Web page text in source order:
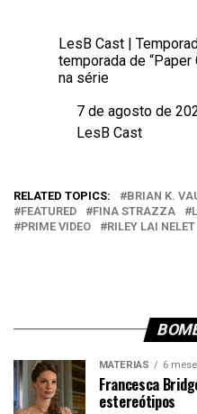
LesB Cast |
temporada de
na série
Data7 de agosto de
Em relação a
LesB Cast
RELATED TOPICS: BRIAN K.
FEATURED
FINA STRAZZA
PRIME VIDEO
RILEY LAI NELET
MATÉRIAS 6
Francesca
estereótipos